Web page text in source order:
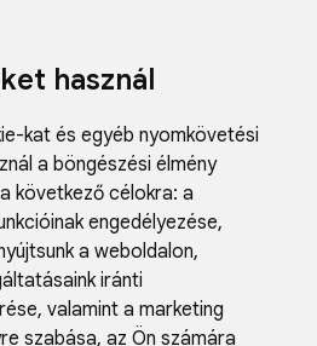
használ
kat és egyéb nyomkövetési
a böngészési élmény
következő célokra: a
engedélyezése,
a weboldalon,
iránti
valamint a marketing
szabása, az Ön számára